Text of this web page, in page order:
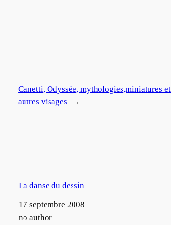
Canetti, Odyssée, mythologies,miniatures et
autres visages
→
La danse du dessin
Date
17 septembre 2008
Auteur
no author